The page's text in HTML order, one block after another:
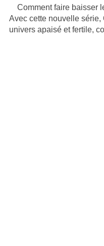
Comment faire baisser
Avec cette nouvelle série,
univers apaisé et fertile,